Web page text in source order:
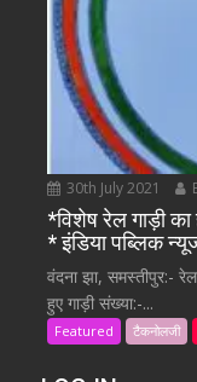
30th July 2021
*विशेष रेल गाड़ी
* इंडिया पब्लिक
वंदना झा, समस्तीपुर:-
हुए गाड़ी संख्या:-...
Featured टैकनोलजी